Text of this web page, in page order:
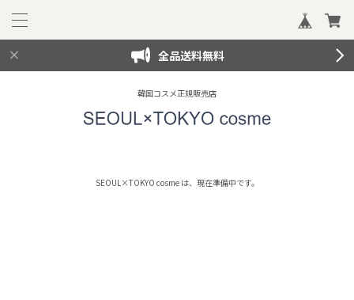
全品送料無料
韓国コスメ正規販売店
SEOUL×TOKYO cosme は、現在準備中です。